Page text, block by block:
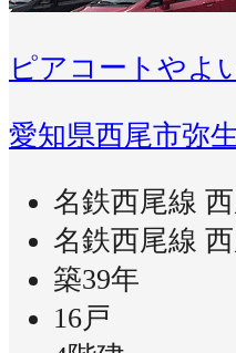
ピアコートやよ
愛知県西尾市弥
名鉄西尾線
名鉄西尾線
築39年
16戸